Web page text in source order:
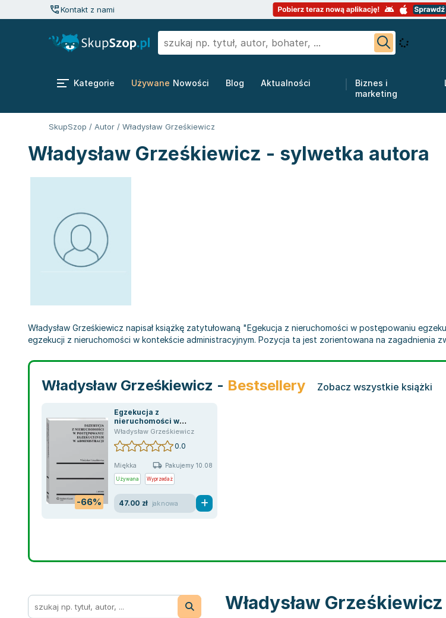
Kontakt z nami
Kategorie Używane Nowości Blog Aktualności
Biznes i
marketing
SkupSzop / Autor / Władysław Grześkiewicz
Władysław Grześkiewicz - sylwetka autora
Władysław Grześkiewicz napisał książkę zatytułowaną "Egekucja z nieruchomości w postępowaniu
egzekucji z nieruchomości w kontekście administracyjnym. Pozycja ta jest zorientowana na zagadnienia
Władysław Grześkiewicz - Bestsellery Zobacz wszystkie książki
-66%
Egzekucja z
nieruchomości w
postępowaniu
egzekucyjnym w
administracji
Władysław Grześkiewicz
0.0
Miękka Pakujemy 10.08
Używana Wyprzedaż
47.00 zł jak nowa
Władysław